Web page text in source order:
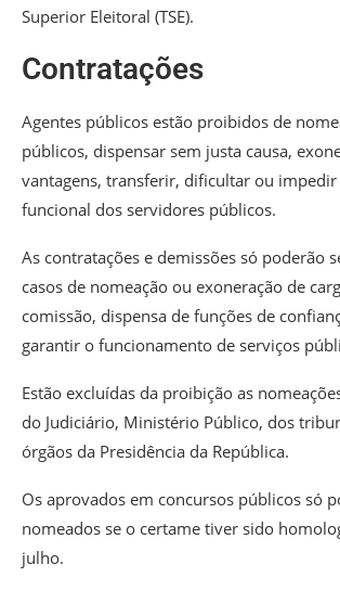
Superior Eleitoral (TSE).
Contratações
Agentes públicos estão proibidos de
públicos, dispensar sem justa causa,
vantagens, transferir, dificultar ou
funcional dos servidores públicos.
As contratações e demissões só poderão
casos de nomeação ou exoneração de
comissão, dispensa de funções de
garantir o funcionamento de serviços
Estão excluídas da proibição as
do Judiciário, Ministério Público, dos
órgãos da Presidência da República.
Os aprovados em concursos públicos só
nomeados se o certame tiver sido
julho.